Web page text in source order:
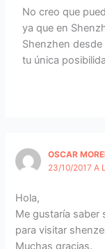
No creo que
ya que en
Shenzhen
tu única
OSCAR
23/10/2017 A
Hola,
Me gustaría saber
para visitar
Muchas gracias.